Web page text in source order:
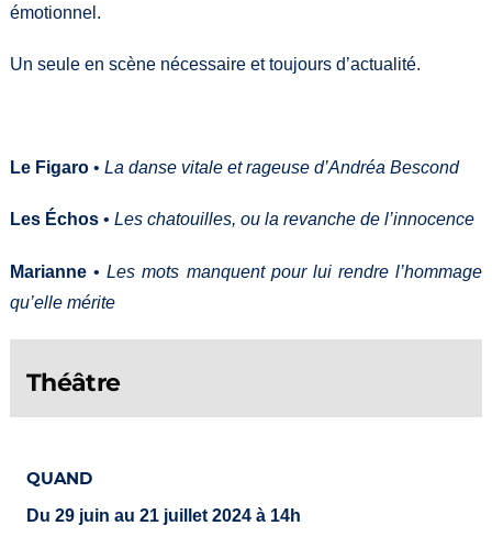
émotionnel.
Un seule en scène nécessaire et toujours d’actualité.
Le Figaro • La danse vitale et rageuse d’Andréa Bescond
Les Échos• Les chatouilles, ou la revanche de l’innocence
Marianne•Les mots manquent pour lui rendre l’hommage
qu’elle mérite
Théâtre
QUAND
Du 29 juin au 21 juillet 2024 à 14h